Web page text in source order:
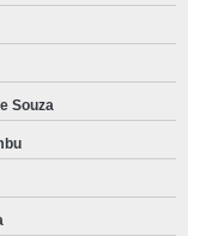
Retiro
Souza